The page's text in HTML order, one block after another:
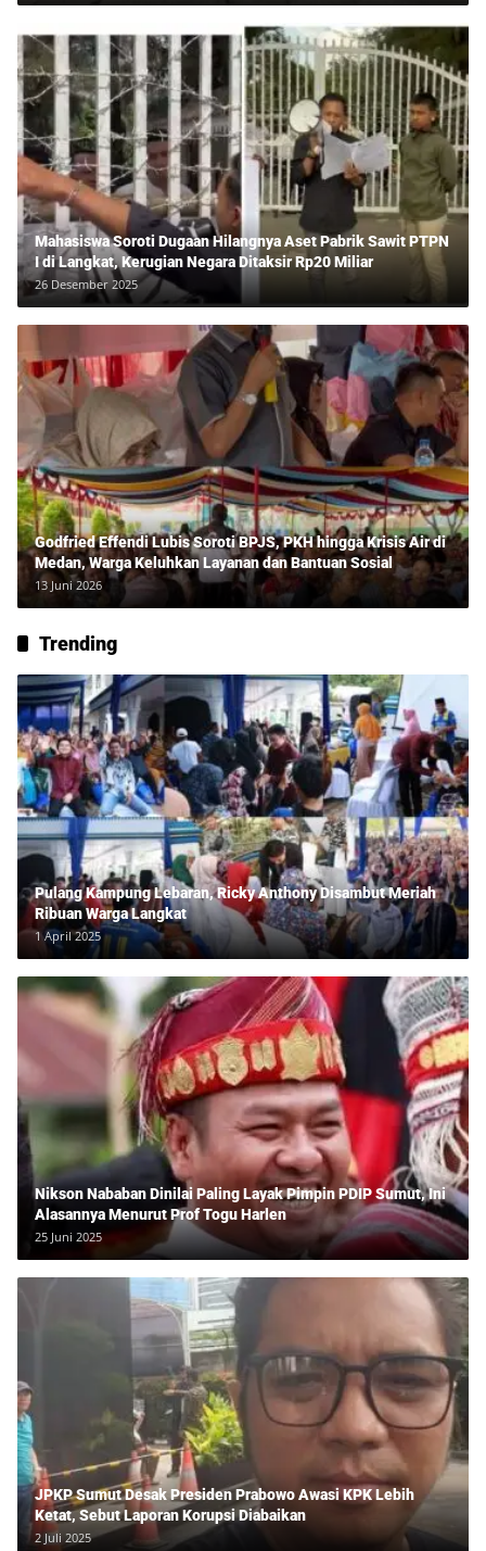
Mahasiswa Soroti Dugaan Hilangnya Aset Pabrik Sawit PTPN
I di Langkat, Kerugian Negara Ditaksir Rp20 Miliar
26 Desember 2025
Godfried Effendi Lubis Soroti BPJS, PKH hingga Krisis Air di
Medan, Warga Keluhkan Layanan dan Bantuan Sosial
13 Juni 2026
Trending
Pulang Kampung Lebaran, Ricky Anthony Disambut Meriah
Ribuan Warga Langkat
1 April 2025
Nikson Nababan Dinilai Paling Layak Pimpin PDIP Sumut, Ini
Alasannya Menurut Prof Togu Harlen
25 Juni 2025
JPKP Sumut Desak Presiden Prabowo Awasi KPK Lebih
Ketat, Sebut Laporan Korupsi Diabaikan
2 Juli 2025